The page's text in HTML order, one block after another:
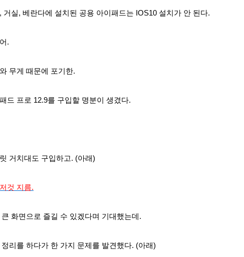
거실, 베란다에 설치된 공용 아이패드는 IOS10 설치가 안 된다.
.
무게 때문에 포기한.
드 프로 12.9를 구입할 명분이 생겼다.
거치대도 구입하고. (아래)
것 지름.
큰 화면으로 즐길 수 있겠다며 기대 했는데.
정리를 하다가 한 가지 문제를 발견했다. (아래)